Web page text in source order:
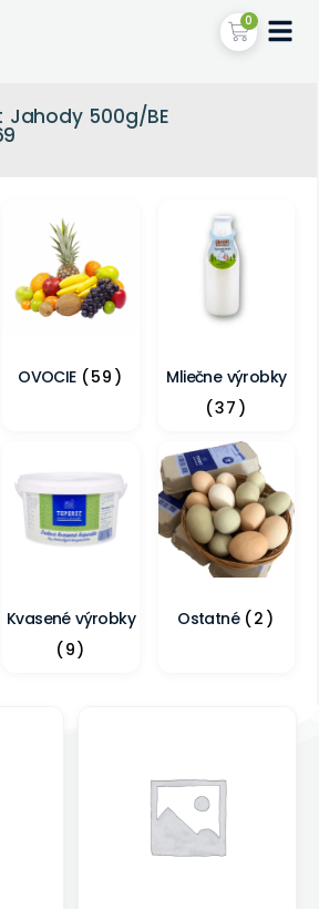
0
Jahody 500g/BE
OVOCIE (59)
Mliečne výrobky
(37)
Kvasené výrobky
(9)
Ostatné (2)